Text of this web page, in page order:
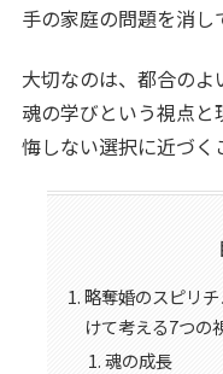
手の家庭の問題を消し
大切なのは、都合のよ
魂の学びという視点
悔しない選択に近づく
略奪婚のスピリ
けて考える7つの
魂の成長